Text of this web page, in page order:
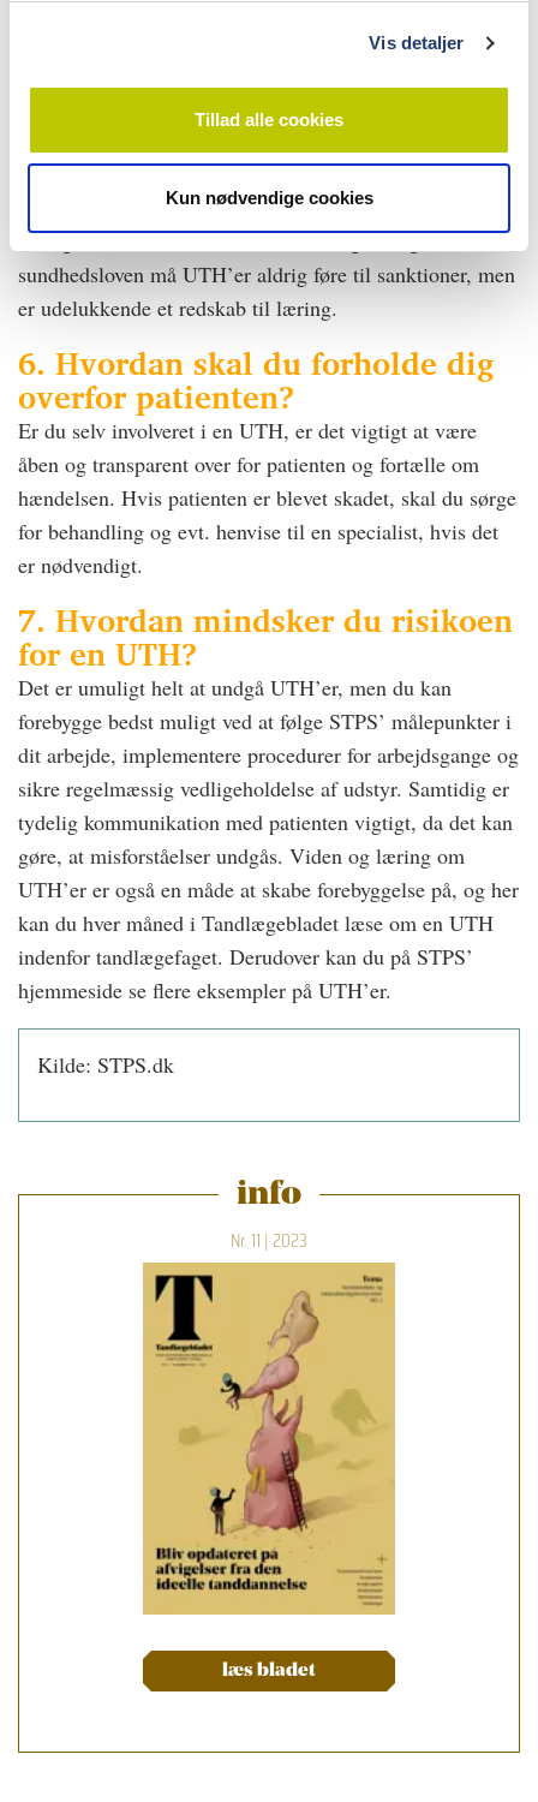
Vis detaljer
Tillad alle cookies
Kun nødvendige cookies
sendt direkte til Dansk Patientsikkerhedsdatabase, der
tilbage til STPS, hvor man vurderer, om der er mønstre
opmærksomhed for at sikre patientsikkerheden. STPS vil
på baggrund af de indsendte hændelser udarbejde
læringsmateriale, hvis det er nødvendigt. Ifølge
sundhedsloven må UTH’er aldrig føre til sanktioner, men
er udelukkende et redskab til læring.
6. Hvordan skal du forholde dig
overfor patienten?
Er du selv involveret i en UTH, er det vigtigt at være
åben og transparent over for patienten og fortælle om
hændelsen. Hvis patienten er blevet skadet, skal du sørge
for behandling og evt. henvise til en specialist, hvis det
er nødvendigt.
7. Hvordan mindsker du risikoen
for en UTH?
Det er umuligt helt at undgå UTH’er, men du kan
forebygge bedst muligt ved at følge STPS’ målepunkter i
dit arbejde, implementere procedurer for arbejdsgange og
sikre regelmæssig vedligeholdelse af udstyr. Samtidig er
tydelig kommunikation med patienten vigtigt, da det kan
gøre, at misforståelser undgås. Viden og læring om
UTH’er er også en måde at skabe forebyggelse på, og her
kan du hver måned i Tandlægebladet læse om en UTH
indenfor tandlægefaget. Derudover kan du på STPS’
hjemmeside se flere eksempler på UTH’er.
Kilde: STPS.dk
info
Nr. 11 | 2023
læs bladet